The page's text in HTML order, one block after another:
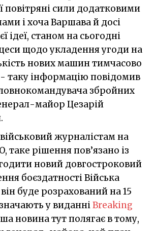
повітряні сили додатковими
і хоча Варшава й досі
ідеї, станом на сьогодні
щодо укладення угоди на
нових машин тимчасово
таку інформацію повідомив
збройних
майор Цезарій
журналістам на
таке рішення пов’язано із
новий довгостроковий
боєздатності Війська
буде розрахований на 15
у виданніBreaking
новина тут полягає в тому,